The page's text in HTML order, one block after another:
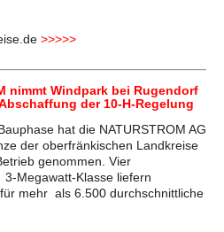
>>>>>
nimmt Windpark bei Rugendorf
der 10-H-Regelung
hat die NATURSTROM AG
der oberfränkischen Landkreise
genommen. Vier
Megawatt-Klasse liefern
mehr als 6.500 durchschnittliche